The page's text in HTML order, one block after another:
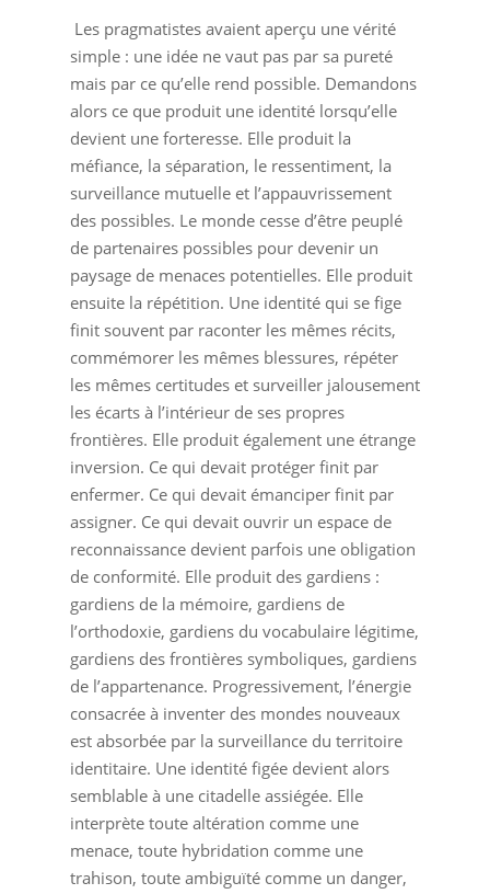
Les pragmatistes avaient aperçu une vérité
simple : une idée ne vaut pas par sa pureté
mais par ce qu’elle rend possible. Demandons
alors ce que produit une identité lorsqu’elle
devient une forteresse. Elle produit la
méfiance, la séparation, le ressentiment, la
surveillance mutuelle et l’appauvrissement
des possibles. Le monde cesse d’être peuplé
de partenaires possibles pour devenir un
paysage de menaces potentielles. Elle produit
ensuite la répétition. Une identité qui se fige
finit souvent par raconter les mêmes récits,
commémorer les mêmes blessures, répéter
les mêmes certitudes et surveiller jalousement
les écarts à l’intérieur de ses propres
frontières. Elle produit également une étrange
inversion. Ce qui devait protéger finit par
enfermer. Ce qui devait émanciper finit par
assigner. Ce qui devait ouvrir un espace de
reconnaissance devient parfois une obligation
de conformité. Elle produit des gardiens :
gardiens de la mémoire, gardiens de
l’orthodoxie, gardiens du vocabulaire légitime,
gardiens des frontières symboliques, gardiens
de l’appartenance. Progressivement, l’énergie
consacrée à inventer des mondes nouveaux
est absorbée par la surveillance du territoire
identitaire. Une identité figée devient alors
semblable à une citadelle assiégée. Elle
interprète toute altération comme une
menace, toute hybridation comme une
trahison, toute ambiguïté comme un danger,